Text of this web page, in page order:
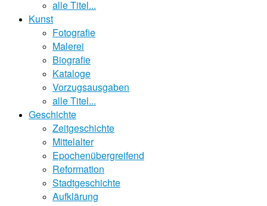
alle Titel...
Kunst
Fotografie
Malerei
Biografie
Kataloge
Vorzugsausgaben
alle Titel...
Geschichte
Zeitgeschichte
Mittelalter
Epochenübergreifend
Reformation
Stadtgeschichte
Aufklärung